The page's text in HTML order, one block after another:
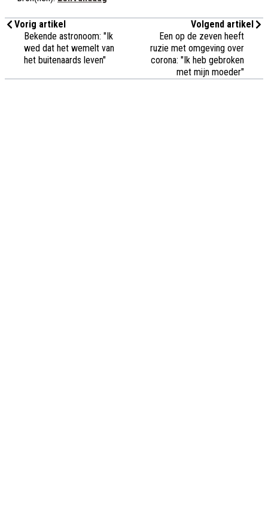
Vorig artikel
Bekende astronoom: "Ik
wed dat het wemelt van
het buitenaards leven"
Volgend artikel
Een op de zeven heeft
ruzie met omgeving over
corona: "Ik heb gebroken
met mijn moeder"